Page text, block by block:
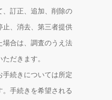
、訂正、追加、削除の
止、消去、第三者提供
場合は、調査のうえ法
だきます。
手続きについては所定
手続きを希望される